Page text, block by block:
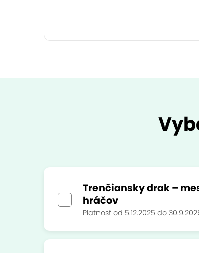
Trenčiansky drak –
hráčov
Platnosť od 5.12.2025 do